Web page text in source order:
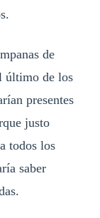
de
último de los
presentes
justo
todos los
saber